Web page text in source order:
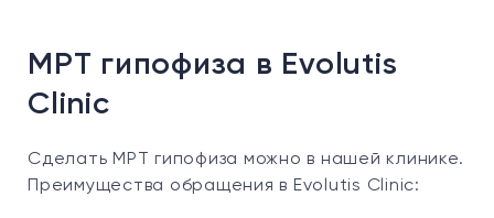
МРТ гипофиза в Evolutis
Clinic
Сделать МРТ гипофиза можно в нашей клинике.
Преимущества обращения в Evolutis Clinic: